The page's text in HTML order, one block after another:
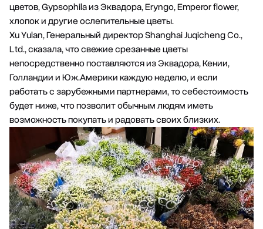
цветов, Gypsophila из Эквадора, Eryngo, Emperor flower,
хлопок и другие ослепительные цветы.
Xu Yulan, Генеральный директор Shanghai Juqicheng Co.,
Ltd., сказала, что свежие срезанные цветы
непосредственно поставляются из Эквадора, Кении,
Голландии и Юж.Америкикаждую неделю, и если
работать с зарубежными партнерами, то себестоимость
будет ниже, что позволит обычным людям иметь
возможность покупать и радовать своих близких.